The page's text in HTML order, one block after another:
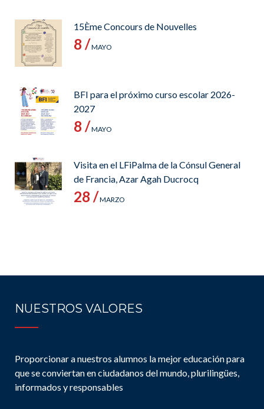
15Ème Concours de Nouvelles
8 /MAYO
BFI para el próximo curso escolar 2026-
2027
8 /MAYO
Visita en el LFiPalma de la Cónsul General
de Francia, Azar Agah Ducrocq
28 /MARZO
NUESTROS VALORES
Proporcionar a nuestros alumnos la mejor educación para
que se conviertan en ciudadanos del mundo, plurilingües,
informados y responsables